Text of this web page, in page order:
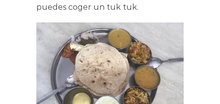
puedes coger un tuk tuk.